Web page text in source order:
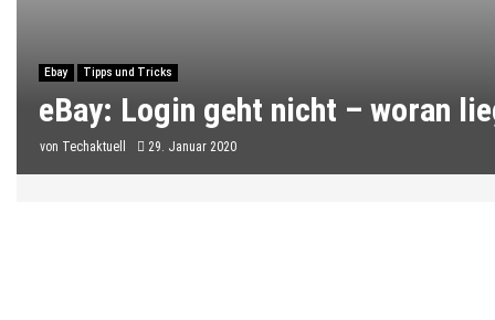
Ebay Tipps und Tricks
eBay: Login geht nicht – woran
von Techaktuell 29. Januar 2020